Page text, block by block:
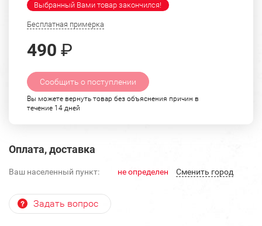
Выбранный Вами товар закончился!
Бесплатная примерка
490 ₽
Сообщить о поступлении
Вы можете вернуть товар без объяснения причин в
течение 14 дней
Оплата, доставка
Ваш населенный пункт: не определен Cменить город
Задать вопрос